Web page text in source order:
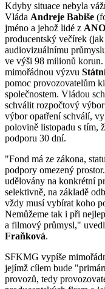
Kdyby situace nebyla
Vláda Andreje Babiše
jméno a jehož lidé z ANO
producentský večírek
audiovizuálnímu
ve výši 98 milionů korun.
mimořádnou výzvu
pomoc provozovatelům
společnostem. Vládou
schválit rozpočtový výbor
výbor opatření schválí,
polovině listopadu s tím,
podporu 30 dní.
"Fond má ze zákona,
podpory omezený
udělovány na konkrétní
selektivně, na základě
vždy musí vybírat koho
Nemůžeme tak i při
a filmový průmysl,"
Fraňková.
SFKMG vypíše
jejímž cílem bude
provozů, tedy